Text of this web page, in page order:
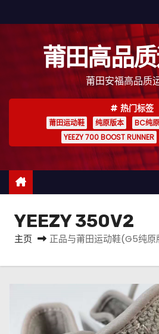
至
莆田高品
莆田安福高品质
热门标签
莆田运动鞋 纯原版本 BC纯
YEEZY 700 BOOST RUNNER
YEEZY 350V2
主页 正品与莆田运动鞋(G5纯原